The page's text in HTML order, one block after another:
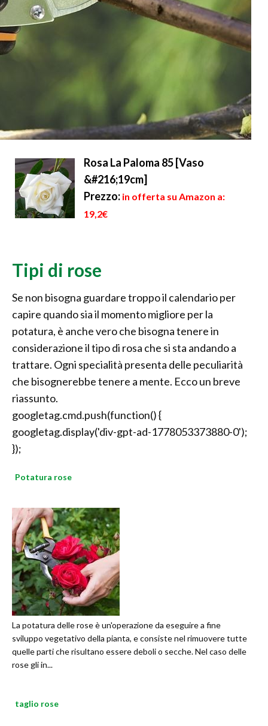
Rosa La Paloma 85 [Vaso
&#216;19cm]
Prezzo: in offerta su Amazon a:
19,2€
Tipi di rose
Se non bisogna guardare troppo il calendario per
capire quando sia il momento migliore per la
potatura, è anche vero che bisogna tenere in
considerazione il tipo di rosa che si sta andando a
trattare. Ogni specialità presenta delle peculiarità
che bisognerebbe tenere a mente. Ecco un breve
riassunto.
googletag.cmd.push(function() {
googletag.display('div-gpt-ad-1778053373880-0');
});
Potatura rose
La potatura delle rose è un'operazione da eseguire a fine
sviluppo vegetativo della pianta, e consiste nel rimuovere tutte
quelle parti che risultano essere deboli o secche. Nel caso delle
rose gli in...
taglio rose